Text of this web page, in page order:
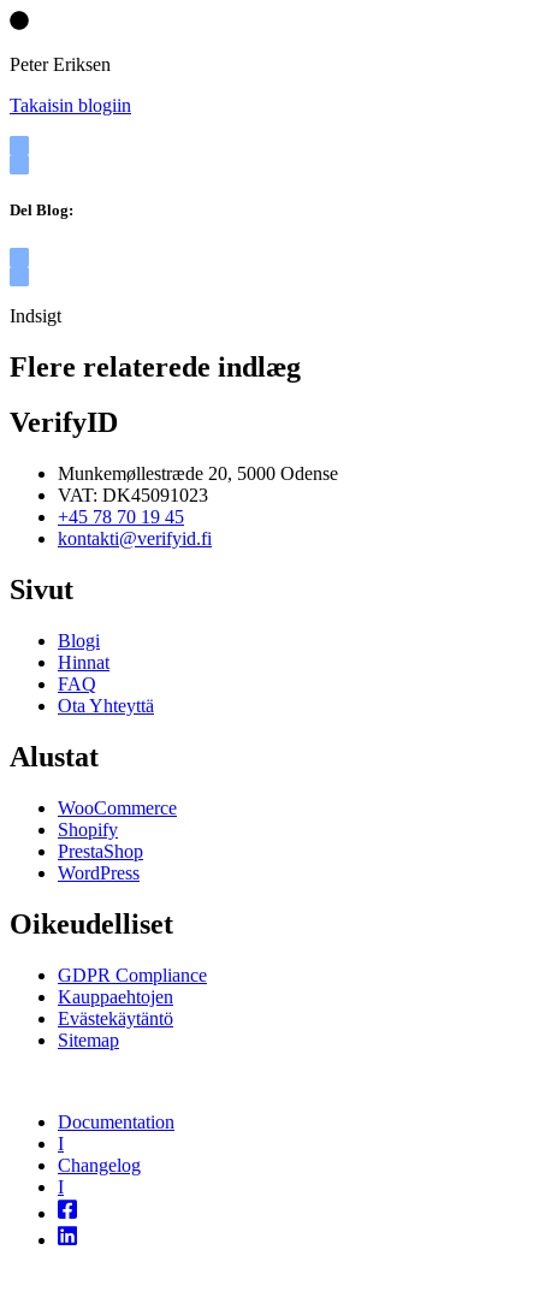
Peter Eriksen
Takaisin blogiin
Del Blog:
Indsigt
Flere relaterede indlæg
VerifyID
Munkemøllestræde 20, 5000 Odense
VAT: DK45091023
+45 78 70 19 45
kontakti@verifyid.fi
Sivut
Blogi
Hinnat
FAQ
Ota Yhteyttä
Alustat
WooCommerce
Shopify
PrestaShop
WordPress
Oikeudelliset
GDPR Compliance
Kauppaehtojen
Evästekäytäntö
Sitemap
Documentation
I
Changelog
I